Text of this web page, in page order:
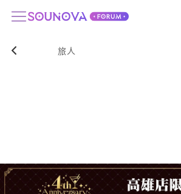
旅人